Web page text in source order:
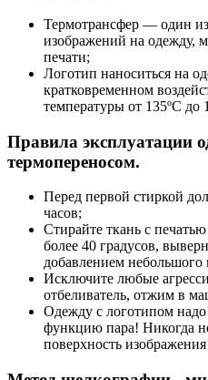
Термотрансфер — один
изображений на одежду,
печати;
Логотип наноситься на
кратковременном
температуры от 135ºС до
Правила эксплуатации
термопереносом.
Перед первой стиркой
часов;
Стирайте ткань с
более 40 градусов,
добавлением небольшого
Исключите любые
отбеливатель, отжим в
Одежду с логотипом
функцию пара! Никогда
поверхность